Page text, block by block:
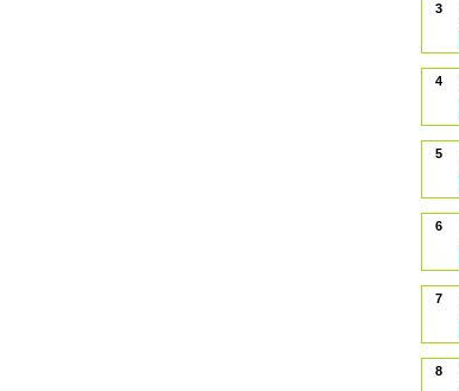
3
4
5
6
7
8